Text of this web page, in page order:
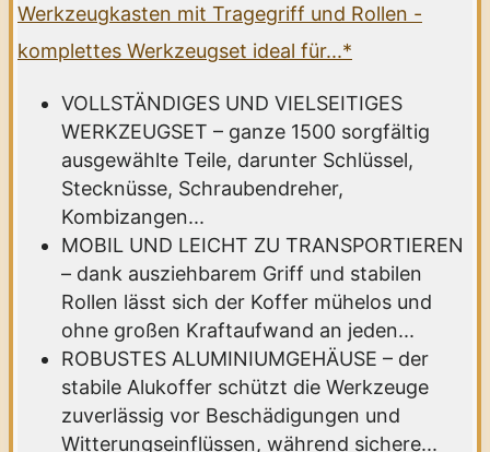
Werkzeugkasten mit Tragegriff und Rollen -
komplettes Werkzeugset ideal für...*
VOLLSTÄNDIGES UND VIELSEITIGES
WERKZEUGSET – ganze 1500 sorgfältig
ausgewählte Teile, darunter Schlüssel,
Stecknüsse, Schraubendreher,
Kombizangen...
MOBIL UND LEICHT ZU TRANSPORTIEREN
– dank ausziehbarem Griff und stabilen
Rollen lässt sich der Koffer mühelos und
ohne großen Kraftaufwand an jeden...
ROBUSTES ALUMINIUMGEHÄUSE – der
stabile Alukoffer schützt die Werkzeuge
zuverlässig vor Beschädigungen und
Witterungseinflüssen, während sichere...